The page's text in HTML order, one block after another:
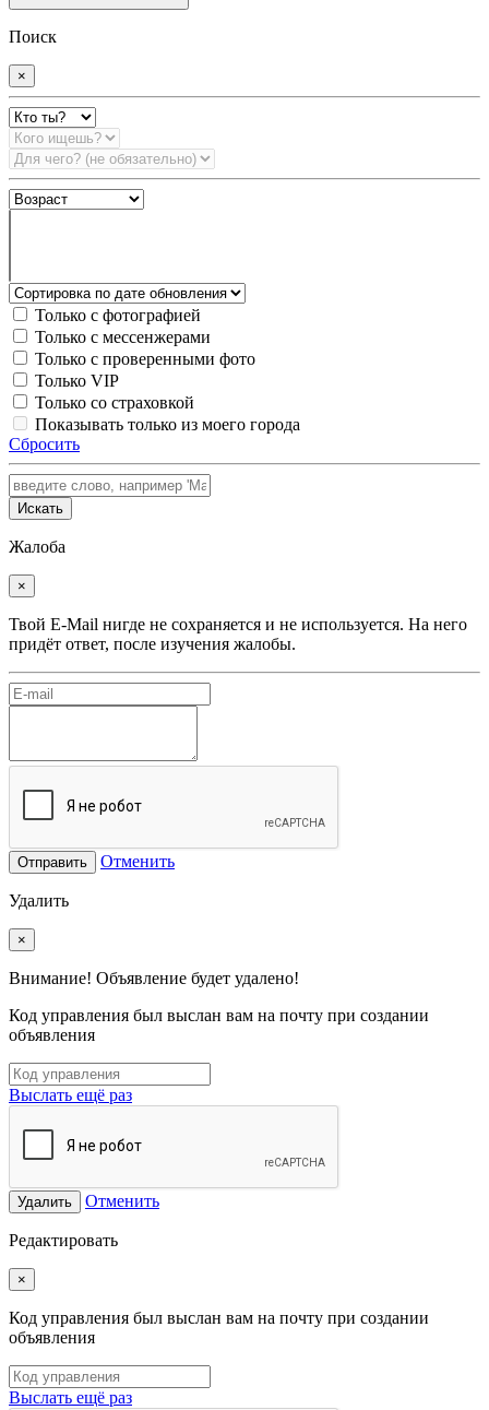
Поиск
×
Только с фотографией
Только с мессенжерами
Только с проверенными фото
Только VIP
Только со страховкой
Показывать только из моего города
Сбросить
Искать
Жалоба
×
Твой E-Mail нигде не сохраняется и не используется. На него
придёт ответ, после изучения жалобы.
Отправить Отменить
Удалить
×
Внимание! Объявление будет удалено!
Код управления был выслан вам на почту при создании
объявления
Выслать ещё раз
Удалить Отменить
Редактировать
×
Код управления был выслан вам на почту при создании
объявления
Выслать ещё раз